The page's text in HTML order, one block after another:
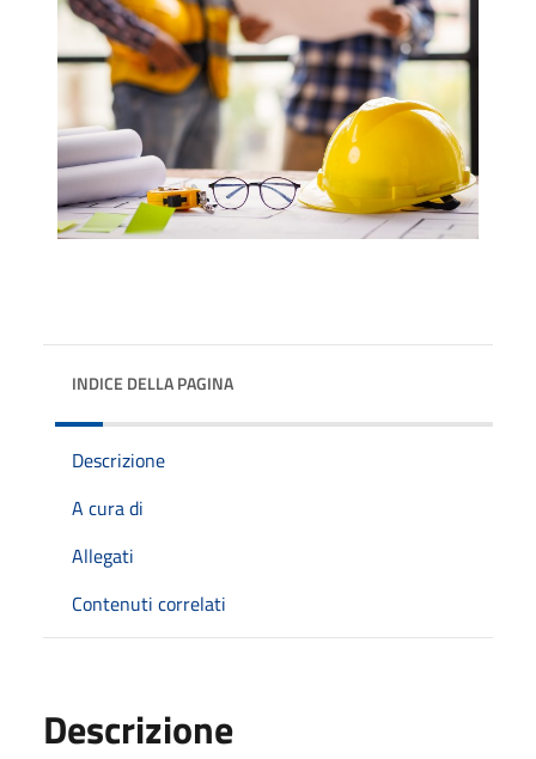
INDICE DELLA PAGINA
Descrizione
A cura di
Allegati
Contenuti correlati
Descrizione